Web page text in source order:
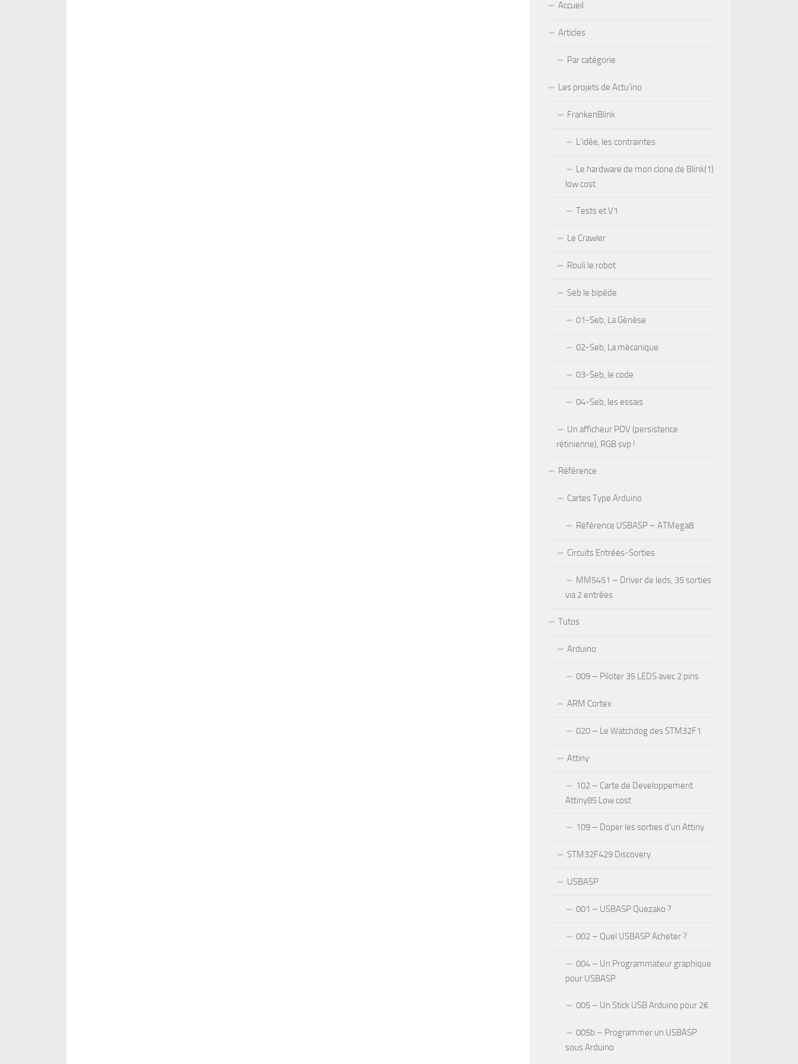
Accueil
Articles
Par catégorie
Les projets de Actu’ino
FrankenBlink
L’idée, les contraintes
Le hardware de mon clone de Blink(1)
low cost
Tests et V1
Le Crawler
Rouli le robot
Seb le bipède
01-Seb, La Génèse
02-Seb, La mécanique
03-Seb, le code
04-Seb, les essais
Un afficheur POV (persistence
rétinienne), RGB svp !
Référence
Cartes Type Arduino
Référence USBASP – ATMega8
Circuits Entrées-Sorties
MM5451 – Driver de leds, 35 sorties
via 2 entrées
Tutos
Arduino
009 – Piloter 35 LEDS avec 2 pins
ARM Cortex
020 – Le Watchdog des STM32F1
Attiny
102 – Carte de Developpement
Attiny85 Low cost
109 – Doper les sorties d’un Attiny
STM32F429 Discovery
USBASP
001 – USBASP Quezako ?
002 – Quel USBASP Acheter ?
004 – Un Programmateur graphique
pour USBASP
005 – Un Stick USB Arduino pour 2€
005b – Programmer un USBASP
sous Arduino